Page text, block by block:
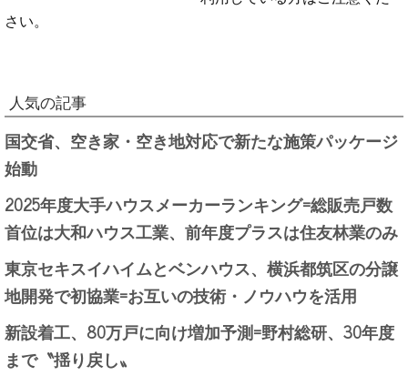
さい。
人気の記事
国交省、空き家・空き地対応で新たな施策パッケージ
始動
2025年度大手ハウスメーカーランキング=総販売戸数
首位は大和ハウス工業、前年度プラスは住友林業のみ
東京セキスイハイムとベンハウス、横浜都筑区の分譲
地開発で初協業=お互いの技術・ノウハウを活用
新設着工、80万戸に向け増加予測=野村総研、30年度
まで〝揺り戻し〟